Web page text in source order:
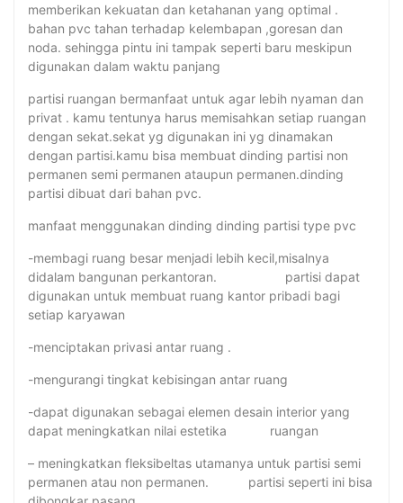
memberikan kekuatan dan ketahanan yang optimal .
bahan pvc tahan terhadap kelembapan ,goresan dan
noda. sehingga pintu ini tampak seperti baru meskipun
digunakan dalam waktu panjang
partisi ruangan bermanfaat untuk agar lebih nyaman dan
privat . kamu tentunya harus memisahkan setiap ruangan
dengan sekat.sekat yg digunakan ini yg dinamakan
dengan partisi.kamu bisa membuat dinding partisi non
permanen semi permanen ataupun permanen.dinding
partisi dibuat dari bahan pvc.
manfaat menggunakan dinding dinding partisi type pvc
-membagi ruang besar menjadi lebih kecil,misalnya
didalam bangunan perkantoran. partisi dapat
digunakan untuk membuat ruang kantor pribadi bagi
setiap karyawan
-menciptakan privasi antar ruang .
-mengurangi tingkat kebisingan antar ruang
-dapat digunakan sebagai elemen desain interior yang
dapat meningkatkan nilai estetika ruangan
– meningkatkan fleksibeltas utamanya untuk partisi semi
permanen atau non permanen. partisi seperti ini bisa